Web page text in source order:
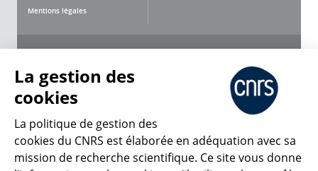
Mentions légales
CNRS Le Mag
La gestion des
cookies
La politique de gestion des
cookies du CNRS est élaborée en adéquation avec sa
mission de recherche scientifique. Ce site vous donne